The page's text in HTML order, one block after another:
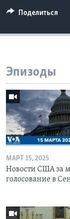
Поделиться
Эпизоды
МАРТ 15, 2025
Новости США за
голосование в